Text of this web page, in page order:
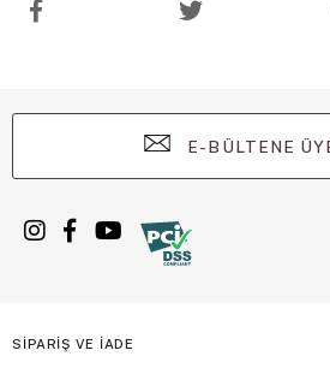
E-BÜLTENE
SİPARİŞ VE İADE